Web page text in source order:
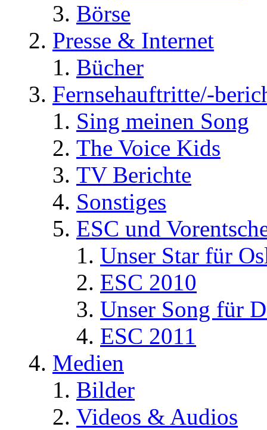
Börse
Presse & Internet
Bücher
Fernsehauftritte/-
Sing meinen Song
The Voice Kids
TV Berichte
Sonstiges
ESC und
Unser Star für
ESC 2010
Unser Song für
ESC 2011
Medien
Bilder
Videos & Audios